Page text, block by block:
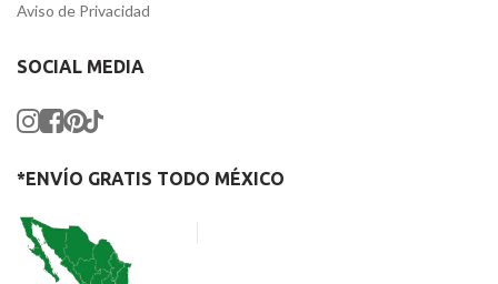
Aviso de Privacidad
SOCIAL MEDIA
*ENVÍO GRATIS TODO MÉXICO